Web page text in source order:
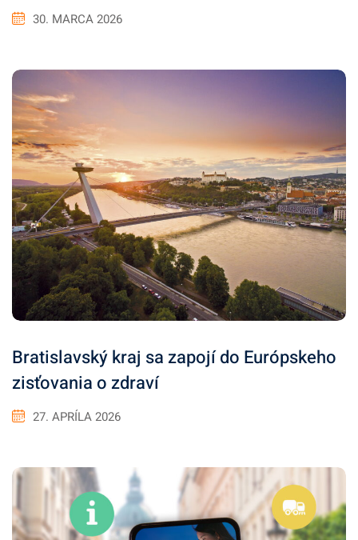
30. MARCA 2026
Bratislavský kraj sa zapojí do Európskeho
zisťovania o zdraví
27. APRÍLA 2026